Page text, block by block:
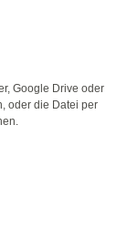
Google Drive oder
oder die Datei per